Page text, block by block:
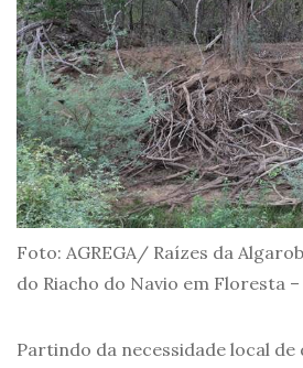
Foto: AGREGA/ Raízes da
do Riacho do Navio em Floresta –
Partindo da necessidade local de